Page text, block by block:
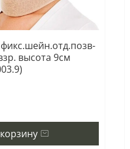
высота 9см